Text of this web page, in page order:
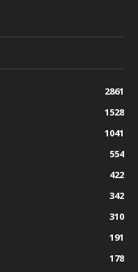
2861
1528
1041
554
422
342
310
191
178